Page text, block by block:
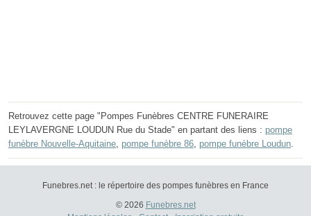
Retrouvez cette page "Pompes Funèbres CENTRE FUNERAIRE
LEYLAVERGNE LOUDUN Rue du Stade" en partant des liens : pompe
funèbre Nouvelle-Aquitaine, pompe funèbre 86, pompe funèbre Loudun.
Funebres.net : le répertoire des pompes funèbres en France
© 2026 Funebres.net